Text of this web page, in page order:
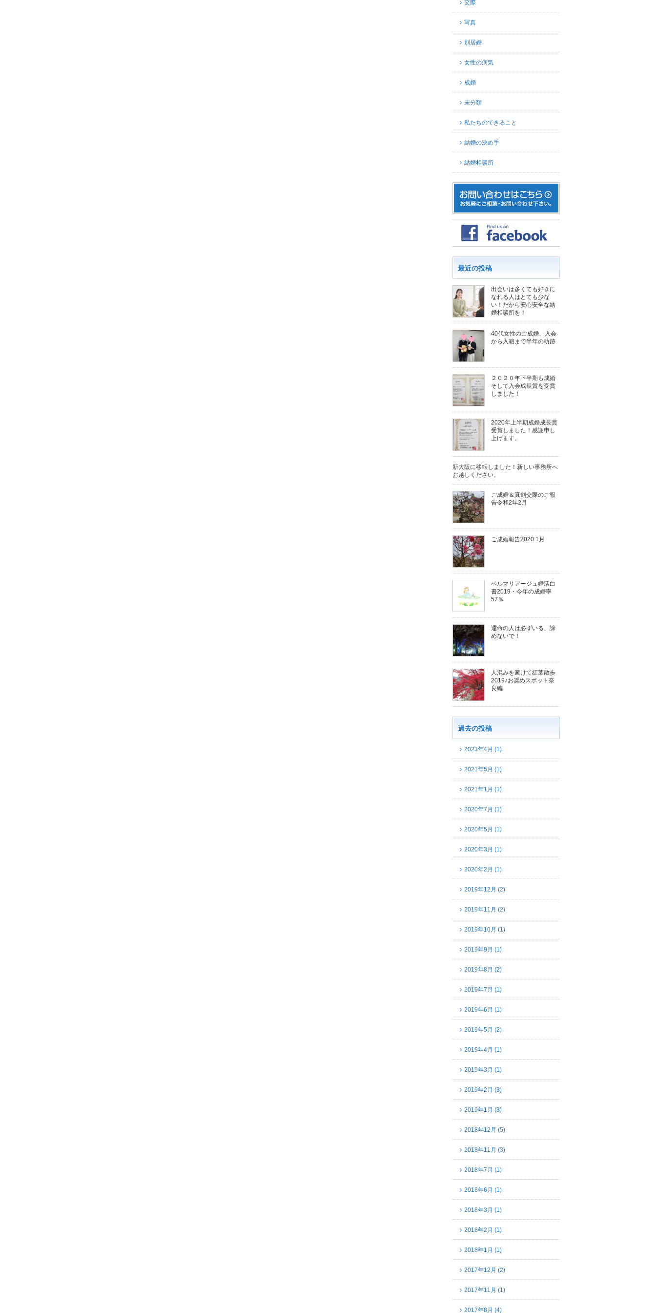
交際
写真
別居婚
女性の病気
成婚
未分類
私たちのできること
結婚の決め手
結婚相談所
最近の投稿
出会いは多くても好きに
なれる人はとても少な
い！だから安心安全な結
婚相談所を！
40代女性のご成婚、入会
から入籍まで半年の軌跡
２０２０年下半期も成婚
そして入会成長賞を受賞
しました！
2020年上半期成婚成長賞
受賞しました！感謝申し
上げます。
新大阪に移転しました！新しい事務所へ
お越しください。
ご成婚＆真剣交際のご報
告令和2年2月
ご成婚報告2020.1月
ベルマリアージュ婚活白
書2019・今年の成婚率
57％
運命の人は必ずいる、諦
めないで！
人混みを避けて紅葉散歩
2019♪お奨めスポット奈
良編
過去の投稿
2023年4月 (1)
2021年5月 (1)
2021年1月 (1)
2020年7月 (1)
2020年5月 (1)
2020年3月 (1)
2020年2月 (1)
2019年12月 (2)
2019年11月 (2)
2019年10月 (1)
2019年9月 (1)
2019年8月 (2)
2019年7月 (1)
2019年6月 (1)
2019年5月 (2)
2019年4月 (1)
2019年3月 (1)
2019年2月 (3)
2019年1月 (3)
2018年12月 (5)
2018年11月 (3)
2018年7月 (1)
2018年6月 (1)
2018年3月 (1)
2018年2月 (1)
2018年1月 (1)
2017年12月 (2)
2017年11月 (1)
2017年8月 (4)